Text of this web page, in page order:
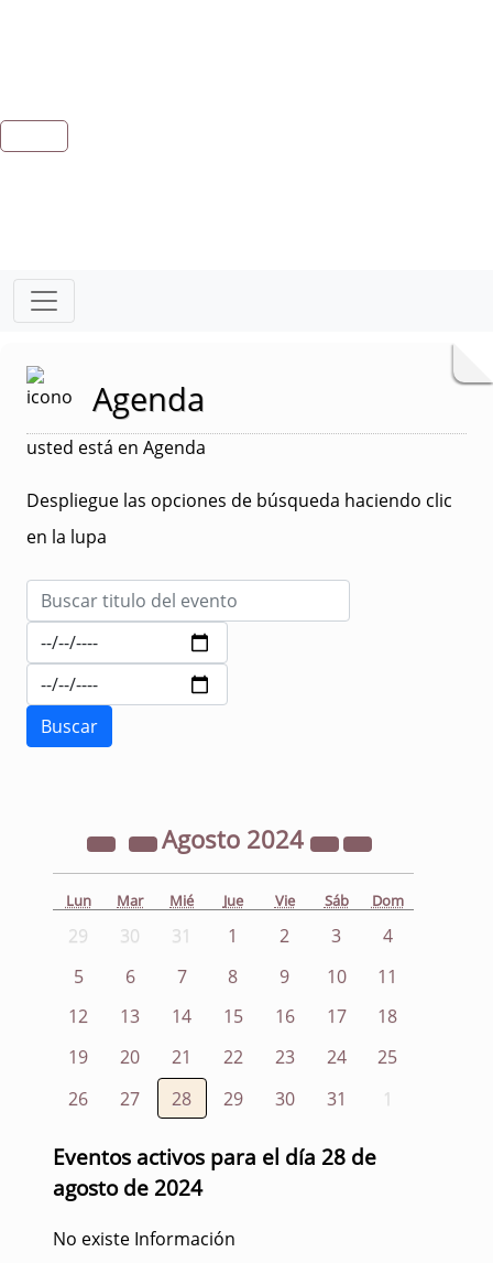
Agenda
usted está en Agenda
Despliegue las opciones de búsqueda haciendo clic
en la lupa
Agosto 2024
Lun Mar Mié Jue Vie Sáb Dom
29 30 31 1 2 3
4
5
6 7 8 9 10
11
12
13 14 15 16 17
18
19
20 21 22 23 24
25
26
27 28 29 30 31 1
Eventos activos para el día 28 de
agosto de 2024
No existe Información